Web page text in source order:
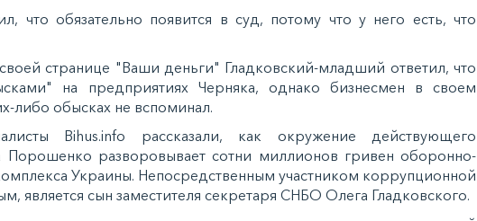
что обязательно появится в суд, потому что у него есть, что
странице "Ваши деньги" Гладковский-младший ответил, что
на предприятиях Черняка, однако бизнесмен в своем
либо обысках не вспоминал.
Bihus.info рассказали, как окружение действующего
Порошенко разворовывает сотни миллионов гривен оборонно-
Украины. Непосредственным участником коррупционной
является сын заместителя секретаря СНБО Олега Гладковского.